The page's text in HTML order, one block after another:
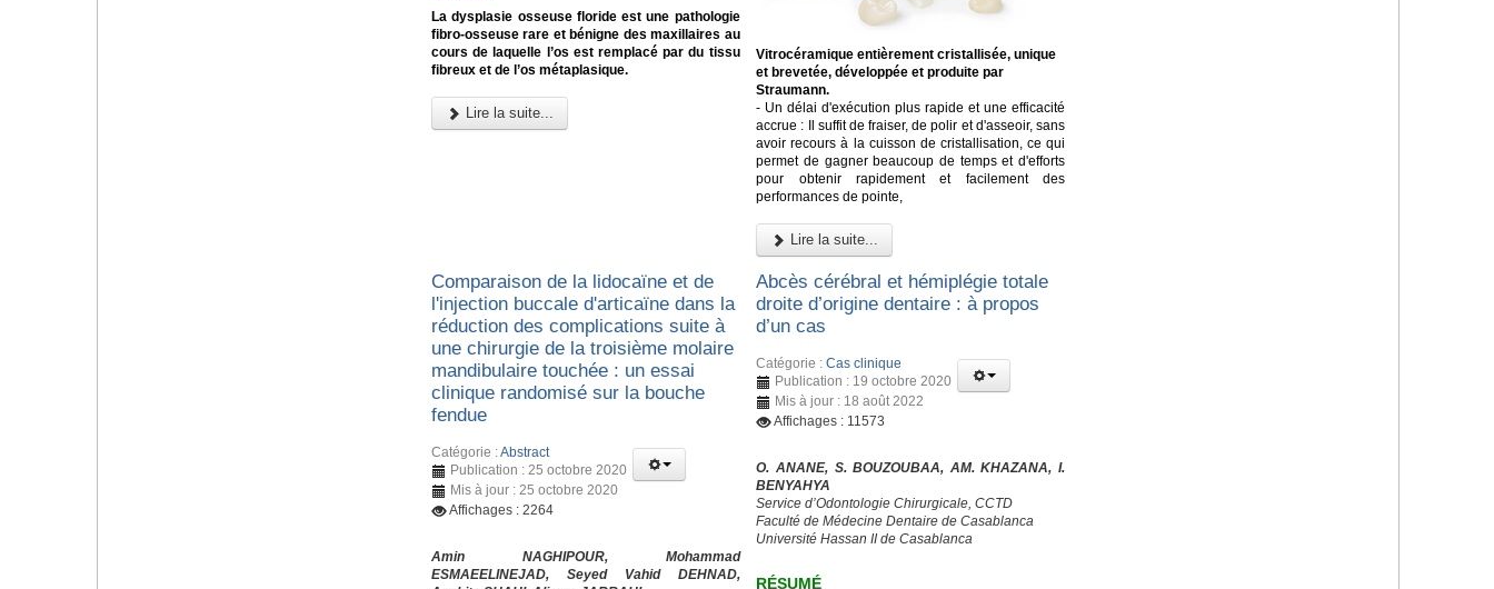
La dysplasie osseuse floride est une pathologie
fibro-osseuse rare et bénigne des maxillaires au
cours de laquelle l’os est remplacé par du tissu
fibreux et de l’os métaplasique.
Lire la suite...
Vitrocéramique entièrement cristallisée, unique
et brevetée, développée et produite par
Straumann.
- Un délai d'exécution plus rapide et une efficacité
accrue : Il suffit de fraiser, de polir et d'asseoir, sans
avoir recours à la cuisson de cristallisation, ce qui
permet de gagner beaucoup de temps et d'efforts
pour obtenir rapidement et facilement des
performances de pointe,
Lire la suite...
Comparaison de la lidocaïne et de
l'injection buccale d'articaïne dans la
réduction des complications suite à
une chirurgie de la troisième molaire
mandibulaire touchée : un essai
clinique randomisé sur la bouche
fendue
Catégorie :Abstract
Publication : 25 octobre 2020
Mis à jour : 25 octobre 2020
Affichages : 2264
Amin NAGHIPOUR, Mohammad
ESMAEELINEJAD, Seyed Vahid DEHNAD,
Abcès cérébral et hémiplégie totale
droite d’origine dentaire : à propos
d’un cas
Catégorie :Cas clinique
Publication : 19 octobre 2020
Mis à jour : 18 août 2022
Affichages : 11573
O. ANANE, S. BOUZOUBAA, AM. KHAZANA, I.
BENYAHYA
Service d’Odontologie Chirurgicale, CCTD
Faculté de Médecine Dentaire de Casablanca
Université Hassan II de Casablanca
RÉSUMÉ